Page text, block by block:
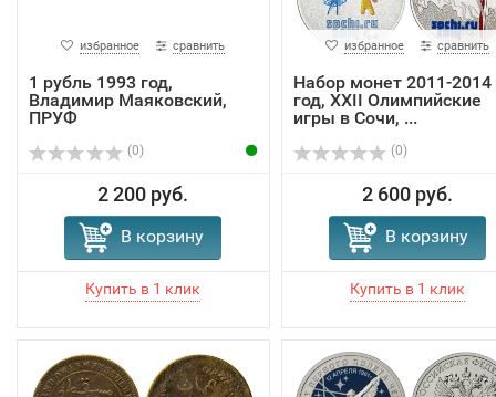
избранное сравнить
1 рубль 1993 год,
Владимир Маяковский,
ПРУФ
(0)
2 200 руб.
В корзину
избранное сравнить
Набор монет 2011-2014
год, XXII Олимпийские
игры в Сочи, ...
(0)
2 600 руб.
В корзину